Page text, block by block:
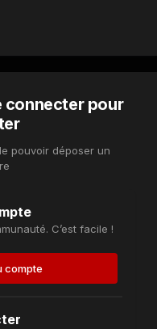
connecter pour
pouvoir déposer un
C’est facile !
compte